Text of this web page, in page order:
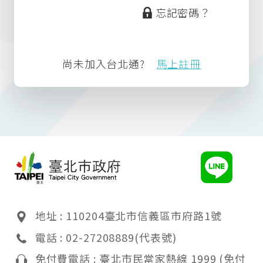
忘記密碼？
尚未加入台北通? 馬上註冊
地址 : 110204臺北市信義區市府路1號
電話 : 02-27208889(代表號)
免付費電話 : 臺北市民當家熱線 1999 (免付